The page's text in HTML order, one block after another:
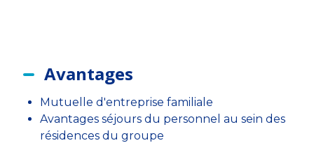
Avantages
Mutuelle d'entreprise familiale
Avantages séjours du personnel au sein des
résidences du groupe